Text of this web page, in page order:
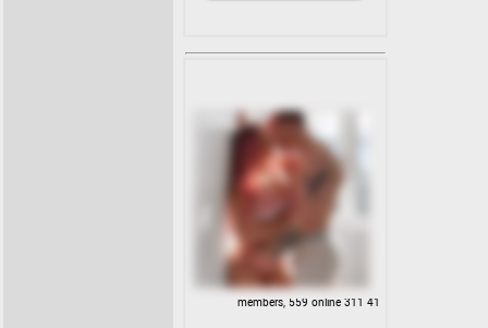
41 311 members, 559 online